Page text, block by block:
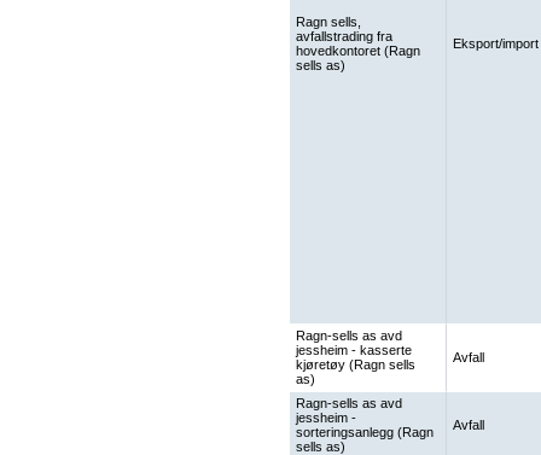
Ragn sells,
avfallstrading fra
hovedkontoret (Ragn
sells as)
Eksport/import
Ragn-sells as avd
jessheim - kasserte
kjøretøy (Ragn sells
as)
Avfall
Ragn-sells as avd
jessheim -
sorteringsanlegg (Ragn
sells as)
Avfall